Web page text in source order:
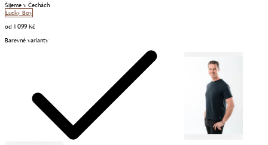
Šijeme v Čechách
Lucky Boy
od 1 099 Kč
Barevné varianty